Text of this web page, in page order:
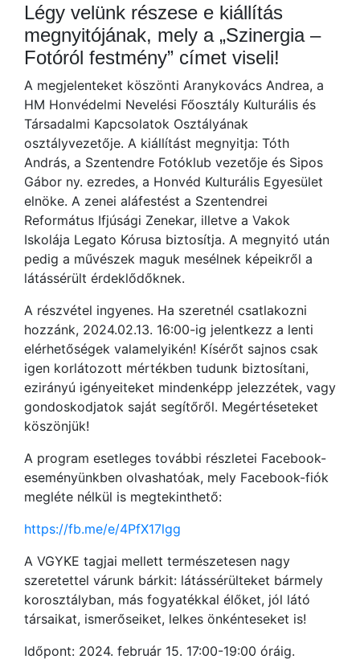
Légy velünk részese e kiállítás
megnyitójának, mely a „Szinergia –
Fotóról festmény” címet viseli!
A megjelenteket köszönti Aranykovács Andrea, a
HM Honvédelmi Nevelési Főosztály Kulturális és
Társadalmi Kapcsolatok Osztályának
osztályvezetője. A kiállítást megnyitja: Tóth
András, a Szentendre Fotóklub vezetője és Sipos
Gábor ny. ezredes, a Honvéd Kulturális Egyesület
elnöke. A zenei aláfestést a Szentendrei
Református Ifjúsági Zenekar, illetve a Vakok
Iskolája Legato Kórusa biztosítja. A megnyitó után
pedig a művészek maguk mesélnek képeikről a
látássérült érdeklődőknek.
A részvétel ingyenes. Ha szeretnél csatlakozni
hozzánk, 2024.02.13. 16:00-ig jelentkezz a lenti
elérhetőségek valamelyikén! Kísérőt sajnos csak
igen korlátozott mértékben tudunk biztosítani,
ezirányú igényeiteket mindenképp jelezzétek, vagy
gondoskodjatok saját segítőről. Megértéseteket
köszönjük!
A program esetleges további részletei Facebook-
eseményünkben olvashatóak, mely Facebook-fiók
megléte nélkül is megtekinthető:
https://fb.me/e/4PfX17lgg
A VGYKE tagjai mellett természetesen nagy
szeretettel várunk bárkit: látássérülteket bármely
korosztályban, más fogyatékkal élőket, jól látó
társaikat, ismerőseiket, lelkes önkénteseket is!
Időpont: 2024. február 15. 17:00-19:00 óráig.